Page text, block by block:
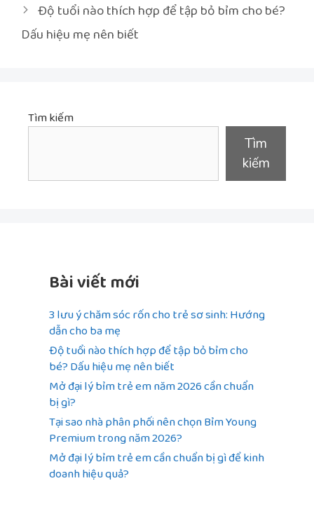
viếtĐộ tuổi nào thích hợp để tập bỏ bỉm cho bé?
Dấu hiệu mẹ nên biết
Tìm kiếm
Tìm
kiếm
Bài viết mới
3 lưu ý chăm sóc rốn cho trẻ sơ sinh: Hướng
dẫn cho ba mẹ
Độ tuổi nào thích hợp để tập bỏ bỉm cho
bé? Dấu hiệu mẹ nên biết
Mở đại lý bỉm trẻ em năm 2026 cần chuẩn
bị gì?
Tại sao nhà phân phối nên chọn Bỉm Young
Premium trong năm 2026?
Mở đại lý bỉm trẻ em cần chuẩn bị gì để kinh
doanh hiệu quả?